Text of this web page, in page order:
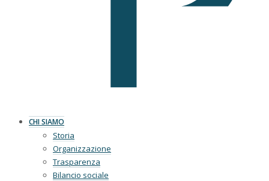
CHI SIAMO
Storia
Organizzazione
Trasparenza
Bilancio sociale